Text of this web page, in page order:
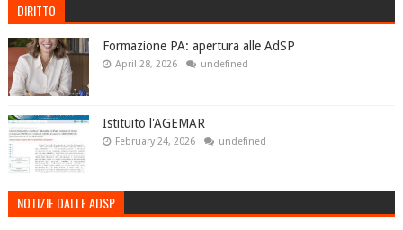
DIRITTO
Formazione PA: apertura alle AdSP
April 28, 2026 undefined
Istituito l'AGEMAR
February 24, 2026 undefined
NOTIZIE DALLE ADSP